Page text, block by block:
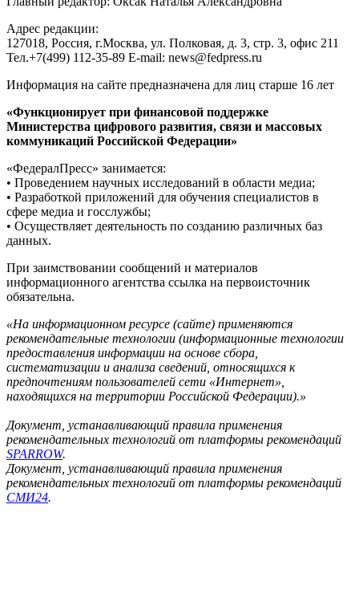
Адрес редакции:
127018, Россия, г.Москва, ул. Полковая, д. 3, стр. 3, офис 211
Тел.+7(499) 112-35-89 E-mail: news@fedpress.ru
Информация на сайте предназначена для лиц старше 16 лет
«Функционирует при финансовой поддержке
Министерства цифрового развития, связи и массовых
коммуникаций Российской Федерации»
«ФедералПресс» занимается:
• Проведением научных исследований в области медиа;
• Разработкой приложений для обучения специалистов в
сфере медиа и госслужбы;
• Осуществляет деятельность по созданию различных баз
данных.
При заимствовании сообщений и материалов
информационного агентства ссылка на первоисточник
обязательна.
«На информационном ресурсе (сайте) применяются
рекомендательные технологии (информационные технологии
предоставления информации на основе сбора,
систематизации и анализа сведений, относящихся к
предпочтениям пользователей сети «Интернет»,
находящихся на территории Российской Федерации).»
Документ, устанавливающий правила применения
рекомендательных технологий от платформы рекомендаций
SPARROW.
Документ, устанавливающий правила применения
рекомендательных технологий от платформы рекомендаций
СМИ24.